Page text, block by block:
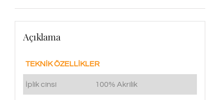
Açıklama
TEKNİK ÖZELLİKLER
İplik cinsi 100% Akrilik